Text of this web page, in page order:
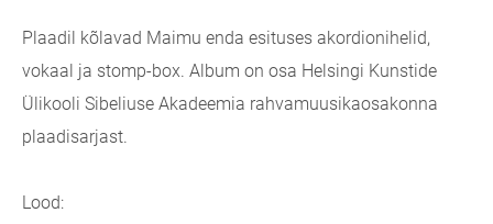
Plaadil kõlavad Maimu enda esituses akordionihelid,
vokaal ja stomp-box. Album on osa Helsingi Kunstide
Ülikooli Sibeliuse Akadeemia rahvamuusikaosakonna
plaadisarjast.
Lood: